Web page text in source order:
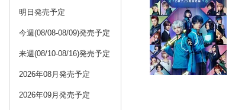
明日発売予定
今週(08/08-08/09)発売予定
来週(08/10-08/16)発売予定
2026年08月発売予定
2026年09月発売予定